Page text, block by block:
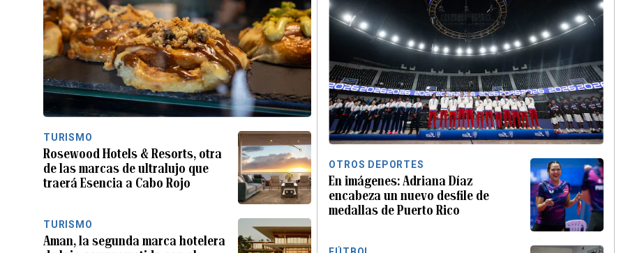
TURISMO
Rosewood Hotels & Resorts, otra
de las marcas de ultralujo que
traerá Esencia a Cabo Rojo
TURISMO
Aman, la segunda marca hotelera
OTROS DEPORTES
En imágenes: Adriana Díaz
encabeza un nuevo desfile de
medallas de Puerto Rico